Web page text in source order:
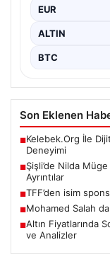
EUR
ALTIN
BTC
Son Eklenen
■Kelebek.Org İle
Deneyimi
■Şişli’de Nilda
Ayrıntılar
■TFF’den isim
■Mohamed Salah
■Altın Fiyatlarında
ve Analizler